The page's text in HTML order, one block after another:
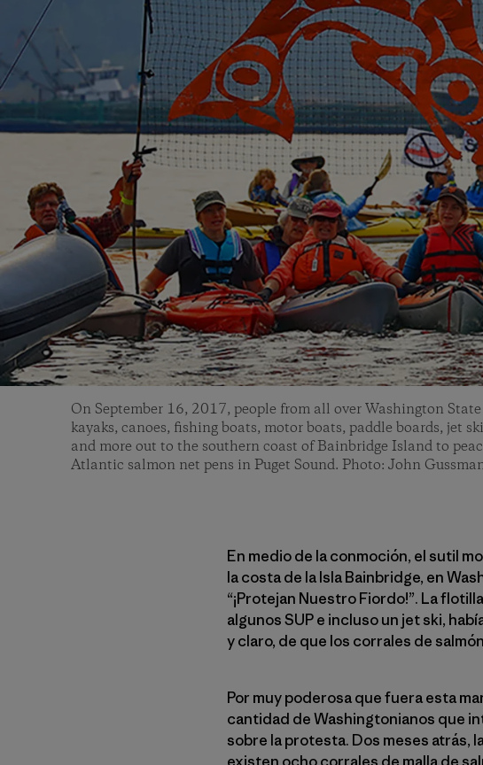
On September 16, 2017, people from all over Washington
kayaks, canoes, fishing boats, motor boats, paddle boards, jet
and more out to the southern coast of Bainbridge Island to
Atlantic salmon net pens in Puget Sound. Photo: John
En medio de la conmoción, el sutil
la costa de la Isla Bainbridge, en
“¡Protejan Nuestro Fiordo!”. La
algunos SUP e incluso un jet ski,
y claro, de que los corrales de
Por muy poderosa que fuera esta
cantidad de Washingtonianos que
sobre la protesta. Dos meses atrás,